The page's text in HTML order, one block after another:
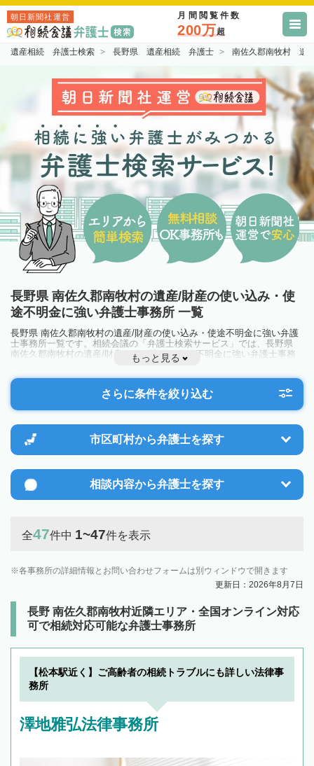
朝日新聞社運営 月間閲覧件数
200万超
遺産相続 弁護士検索 長野県 遺産相続 弁護士 南佐久郡南牧村 遺
長野県 南佐久郡南牧村の遺産/財産の使い込み・使
途不明金に強い弁護士事務所 一覧
長野県 南佐久郡南牧村の遺産/財産の使い込み・使途不明金に強い弁護
士事務所一覧です。相続会議の「弁護士検索サービス」では、長野県
南佐久郡南牧村の遺産/財産の使い込み・使途不明金に強い弁護士事務
所を一覧で見ることが出来ます。相続のトラブルやお悩みを抱えている
方は一度近隣の弁護士に相談してみましょう。
もっと見る
さらに条件を絞り込む
市区町村から弁護士を探す
相談内容から弁護士を探す
全47件中 1~47件を表示
各事務所の詳細情報とお問い合わせフォームは別ウィンドウで開きます
更新日：2026年8月7日
長野 南佐久郡南牧村近隣エリア・全国オンライン対応
可で相続対応可能な弁護士事務所
【松本駅近く】ご高齢者の相続トラブルにも詳しい法律事
務所
澤地雅弘法律事務所